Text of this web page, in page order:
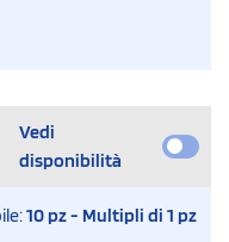
Vedi
disponibilità
10 pz - Multipli di 1 pz